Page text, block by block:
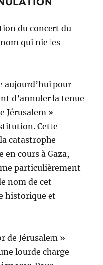
du concert du
qui nie les
aujourd’hui pour
d’annuler la tenue
Jérusalem »
Cette
catastrophe
cours à Gaza,
particulièrement
nom de cet
historique et
de Jérusalem »
lourde charge